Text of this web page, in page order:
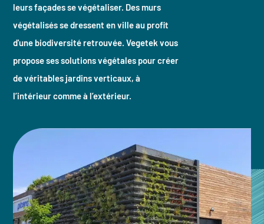
leurs façades se végétaliser. Des murs
végétalisés se dressent en ville au profit
d'une biodiversité retrouvée. Vegetek vous
propose ses solutions végétales pour créer
de véritables jardins verticaux, à
l’intérieur comme à l’extérieur.